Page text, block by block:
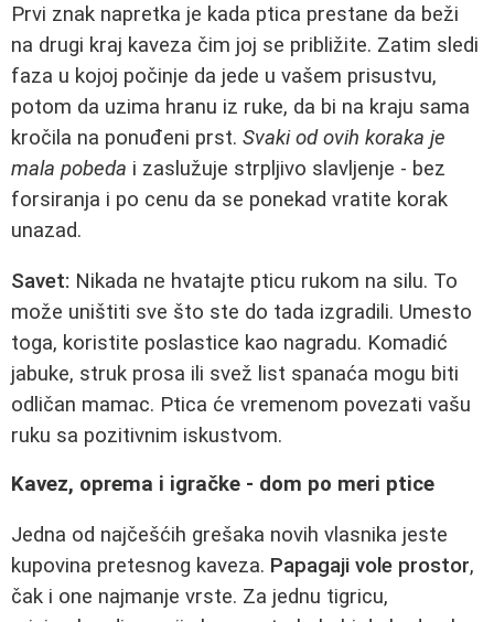
Prvi znak napretka je kada ptica prestane da beži
na drugi kraj kaveza čim joj se približite. Zatim sledi
faza u kojoj počinje da jede u vašem prisustvu,
potom da uzima hranu iz ruke, da bi na kraju sama
kročila na ponuđeni prst. Svaki od ovih koraka je
mala pobeda i zaslužuje strpljivo slavljenje - bez
forsiranja i po cenu da se ponekad vratite korak
unazad.
Savet: Nikada ne hvatajte pticu rukom na silu. To
može uništiti sve što ste do tada izgradili. Umesto
toga, koristite poslastice kao nagradu. Komadić
jabuke, struk prosa ili svež list spanaća mogu biti
odličan mamac. Ptica će vremenom povezati vašu
ruku sa pozitivnim iskustvom.
Kavez, oprema i igračke - dom po meri ptice
Jedna od najčešćih grešaka novih vlasnika jeste
kupovina pretesnog kaveza. Papagaji vole prostor,
čak i one najmanje vrste. Za jednu tigricu,